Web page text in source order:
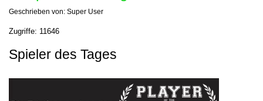
Geschrieben von: Super User
Zugriffe: 11646
Spieler des Tages